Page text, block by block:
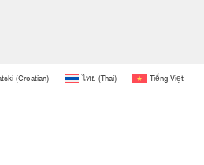
(Croatian) ไทย (Thai) Tiếng Việt